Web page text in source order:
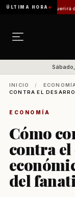
ÚLTIMA HORA
trámite requerirá
INICIO /
CONTRA EL
ECONOMÍA
Cómo
contra
del